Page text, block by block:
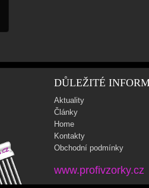
DŮLEŽITÉ
Aktuality
Články
Home
Kontakty
Obchodní podmínky
www.profivzorky.cz